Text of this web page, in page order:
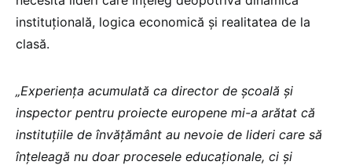
instituțională, logica economică și realitatea de la
clasă.
„Experiența acumulată ca director de școală și
inspector pentru proiecte europene mi-a arătat că
instituțiile de învățământ au nevoie de lideri care să
înțeleagă nu doar procesele educaționale, ci și